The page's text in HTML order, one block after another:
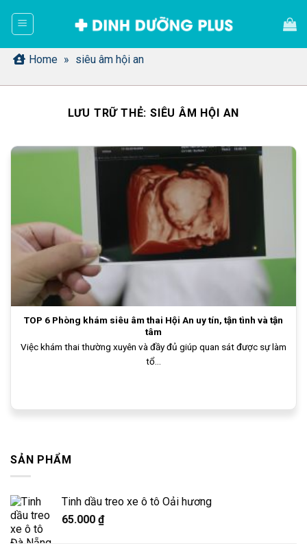
dung Home » siêu âm hội an
LƯU TRỮ THẺ:SIÊU ÂM HỘI AN
TOP 6 Phòng khám siêu âm thai Hội An uy tín, tận tình và tận
tâm
Việc khám thai thường xuyên và đầy đủ giúp quan sát được sự làm
tổ...
SẢN PHẨM
Tinh dầu treo xe ô tô Oải hương
65.000 ₫